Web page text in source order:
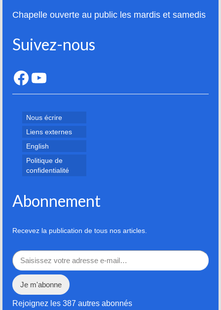
Chapelle ouverte au public les mardis et samedis
Suivez-nous
Facebook
YouTube
Nous écrire
Liens externes
English
Politique de
confidentialité
Abonnement
Recevez la publication de tous nos articles.
Saisissez votre adresse e-mail…
Je m'abonne
Rejoignez les 387 autres abonnés